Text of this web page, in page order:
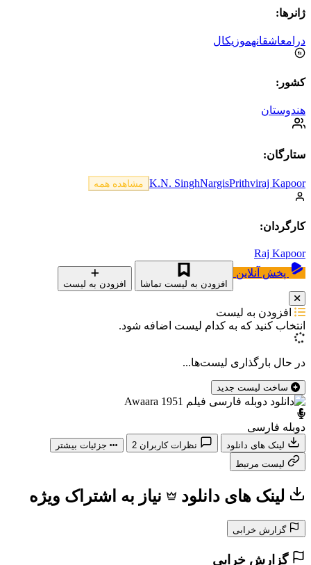
ژانرها:
درامعاشقانهموزیکال
کشور:
هندوستان
ستارگان:
K.N. SinghNargisPrithviraj Kapoor مشاهده همه
کارگردان:
Raj Kapoor
پخش آنلاین
افزودن به لیست تماشا افزودن به لیست
افزودن به لیست
انتخاب کنید که به کدام لیست اضافه شود.
در حال بارگذاری لیست‌ها...
دوبله فارسی
2
جزئیات بیشتر
لینک های دانلود نیاز به اشتراک ویژه
گزارش خرابی
گزارش خرابی